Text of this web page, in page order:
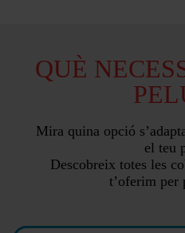
QUÈ
Mira quina opció
el teu
Descobreix totes les
t’oferim per